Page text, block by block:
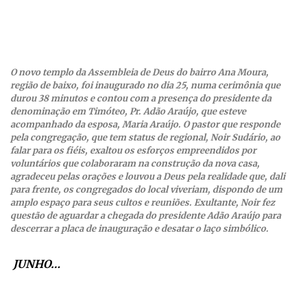
O novo templo da Assembleia de Deus do bairro Ana Moura,
região de baixo, foi inaugurado no dia 25, numa cerimônia que
durou 38 minutos e contou com a presença do presidente da
denominação em Timóteo, Pr. Adão Araújo, que esteve
acompanhado da esposa, Maria Araújo. O pastor que responde
pela congregação, que tem status de regional, Noir Sudário, ao
falar para os fiéis, exaltou os esforços empreendidos por
voluntários que colaboraram na construção da nova casa,
agradeceu pelas orações e louvou a Deus pela realidade que, dali
para frente, os congregados do local viveriam, dispondo de um
amplo espaço para seus cultos e reuniões. Exultante, Noir fez
questão de aguardar a chegada do presidente Adão Araújo para
descerrar a placa de inauguração e desatar o laço simbólico.
JUNHO…